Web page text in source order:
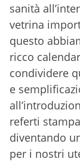
sanità
vetrina
questo
ricco
condividere
e
referti
diventando
per i nostri